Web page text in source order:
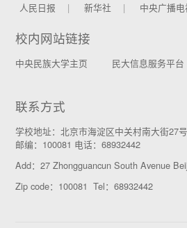
人民日报
新华社 中央广播
校内网站链接
中央民族大学主页 民大信息服务平台
联系方式
学校地址：北京市海淀区中关村南大街27号
邮编：100081 电话：68932442
Add：27 Zhongguancun South Avenue
Zip code：100081 Tel：68932442